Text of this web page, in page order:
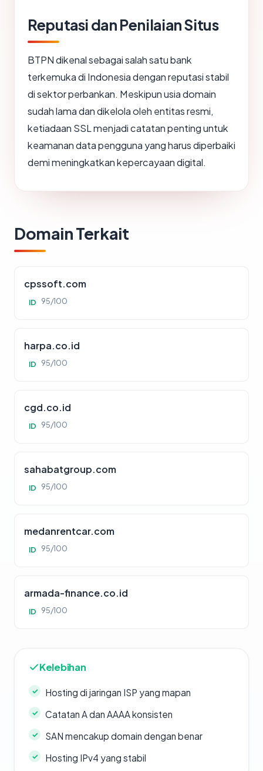
Reputasi dan Penilaian Situs
BTPN dikenal sebagai salah satu bank
terkemuka di Indonesia dengan reputasi stabil
di sektor perbankan. Meskipun usia domain
sudah lama dan dikelola oleh entitas resmi,
ketiadaan SSL menjadi catatan penting untuk
keamanan data pengguna yang harus diperbaiki
demi meningkatkan kepercayaan digital.
Domain Terkait
cpssoft.com
ID 95/100
harpa.co.id
ID 95/100
cgd.co.id
ID 95/100
sahabatgroup.com
ID 95/100
medanrentcar.com
ID 95/100
armada-finance.co.id
ID 95/100
Kelebihan
Hosting di jaringan ISP yang mapan
Catatan A dan AAAA konsisten
SAN mencakup domain dengan benar
Hosting IPv4 yang stabil